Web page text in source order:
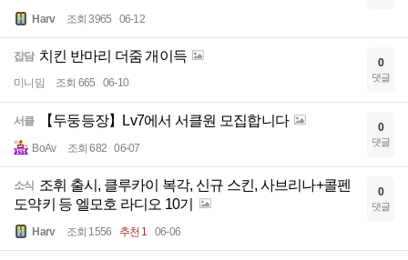
Harv 조회 3965 06-12
잡담 치킨 반마리 더줌 개이득
미니밈 조회 665 06-10
0
댓글
서클 【두둥등장】Lv7에서 서클원 모집합니다
BoAv 조회 682 06-07
0
댓글
소식
조휘 출시, 클루카이 복각, 신규 스킨, 사브리나+콜펜
도약키 등 엘모호 라디오 10기
Harv 조회 1556 추천 1 06-06
0
댓글